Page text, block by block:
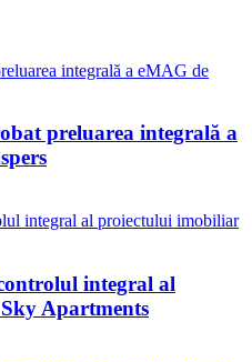
preluarea integrală a
integral al
Apartments